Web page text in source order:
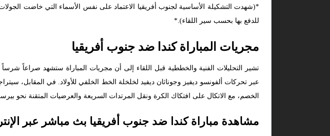
*(شهدت التشكيلة الأساسية لجنوب أفريقيا الاعتماد على نفس الأسماء التي خاضت الجولات
للدفع بها بحسب سير اللقاء).*
مجريات المباراة كندا ضد جنوب أفريقيا
تشير التحليلات الفنية والخططية قبل اللقاء إلى أن مجريات المباراة ستشهد صراعاً
عبر تحركات ألفونسو ديفيز وجوناثان ديفيد لخلخلة الخط الخلفي للأولاد. في المقابل،
الخصم، مع الاتكال على افتكاك الكرة ونقل المرتدات السريعة والعرضيات المتقنة نحو
مشاهدة مباراة كندا ضد جنوب أفريقيا بث مباشر عبر